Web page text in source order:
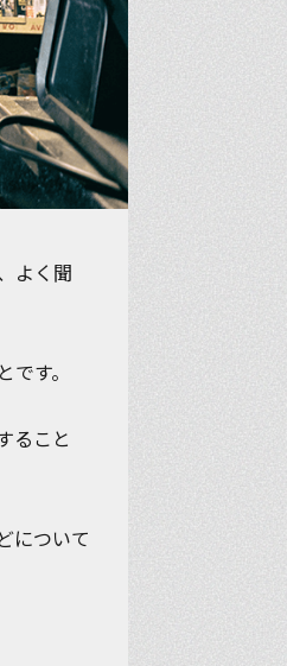
よく聞
です。
ること
について